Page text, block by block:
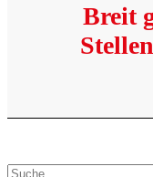
Breit